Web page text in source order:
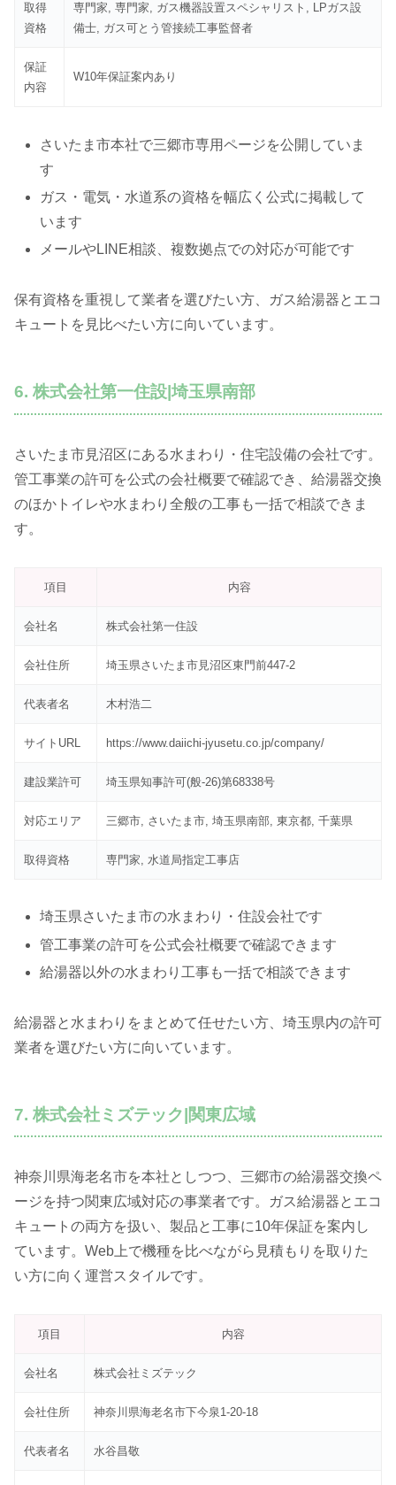
取得
資格
専門家, 専門家, ガス機器設置スペシャリスト, LPガス設
備士, ガス可とう管接続工事監督者
保証
内容
W10年保証案内あり
さいたま市本社で三郷市専用ページを公開していま
す
ガス・電気・水道系の資格を幅広く公式に掲載して
います
メールやLINE相談、複数拠点での対応が可能です
保有資格を重視して業者を選びたい方、ガス給湯器とエコ
キュートを見比べたい方に向いています。
6. 株式会社第一住設|埼玉県南部
さいたま市見沼区にある水まわり・住宅設備の会社です。
管工事業の許可を公式の会社概要で確認でき、給湯器交換
のほかトイレや水まわり全般の工事も一括で相談できま
す。
項目 内容
会社名 株式会社第一住設
会社住所 埼玉県さいたま市見沼区東門前447-2
代表者名 木村浩二
サイトURL https://www.daiichi-jyusetu.co.jp/company/
建設業許可 埼玉県知事許可(般-26)第68338号
対応エリア 三郷市, さいたま市, 埼玉県南部, 東京都, 千葉県
取得資格 専門家, 水道局指定工事店
埼玉県さいたま市の水まわり・住設会社です
管工事業の許可を公式会社概要で確認できます
給湯器以外の水まわり工事も一括で相談できます
給湯器と水まわりをまとめて任せたい方、埼玉県内の許可
業者を選びたい方に向いています。
7. 株式会社ミズテック|関東広域
神奈川県海老名市を本社としつつ、三郷市の給湯器交換ペ
ージを持つ関東広域対応の事業者です。ガス給湯器とエコ
キュートの両方を扱い、製品と工事に10年保証を案内し
ています。Web上で機種を比べながら見積もりを取りた
い方に向く運営スタイルです。
項目 内容
会社名 株式会社ミズテック
会社住所 神奈川県海老名市下今泉1-20-18
代表者名 水谷昌敬